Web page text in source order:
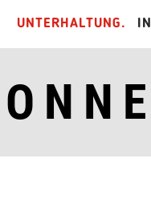
UNTERHALTUNG.